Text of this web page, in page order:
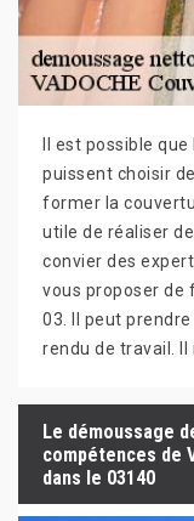
Il est possible
puissent choisir
former la
utile de réaliser
convier des
vous proposer de
03. Il peut
rendu de travail. Il
Le démoussage
compétences de
dans le 03140